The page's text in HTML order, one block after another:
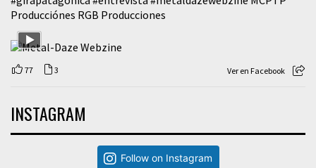
Producciónes RGB Producciones
77 3 Ver en Facebook
INSTAGRAM
Follow on Instagram